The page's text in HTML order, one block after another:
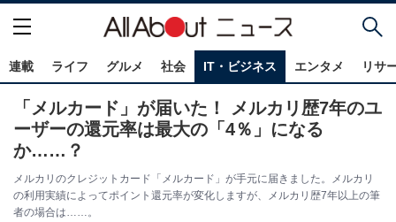
連載 ライフ グルメ 社会 IT・ビジネス エンタメ リサ
「メルカード」が届いた！ メルカリ歴7年のユ
ーザーの還元率は最大の「4％」になる
か……？
メルカリのクレジットカード「メルカード」が手元に届きました。メルカリ
の利用実績によってポイント還元率が変化しますが、メルカリ歴7年以上の筆
者の場合は……。